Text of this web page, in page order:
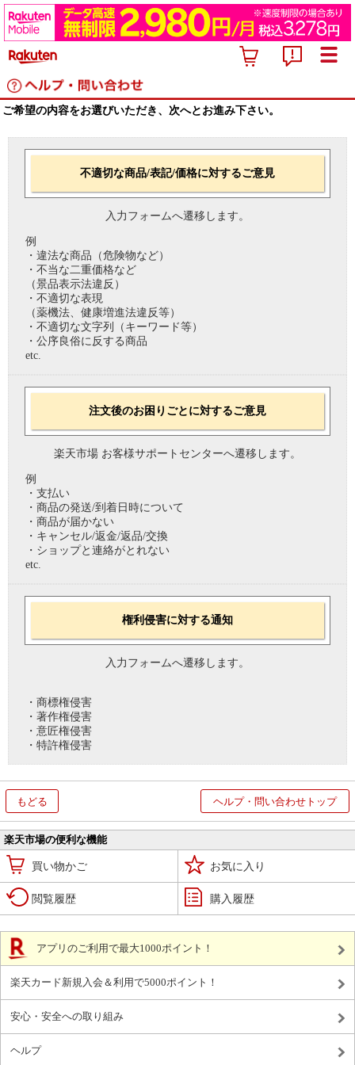
ご希望の内容をお選びいただき、次へとお進み下さい。
不適切な商品/表記/価格に対するご意見
入力フォームへ遷移します。
例
・違法な商品（危険物など）
・不当な二重価格など
（景品表示法違反）
・不適切な表現
（薬機法、健康増進法違反等）
・不適切な文字列（キーワード等）
・公序良俗に反する商品
etc.
注文後のお困りごとに対するご意見
楽天市場 お客様サポートセンターへ遷移します。
例
・支払い
・商品の発送/到着日時について
・商品が届かない
・キャンセル/返金/返品/交換
・ショップと連絡がとれない
etc.
権利侵害に対する通知
入力フォームへ遷移します。
・商標権侵害
・著作権侵害
・意匠権侵害
・特許権侵害
もどる ヘルプ・問い合わせトップ
楽天市場の便利な機能
買い物かご お気に入り
閲覧履歴 購入履歴
アプリのご利用で最大1000ポイント！
楽天カード新規入会＆利用で5000ポイント！
安心・安全への取り組み
ヘルプ